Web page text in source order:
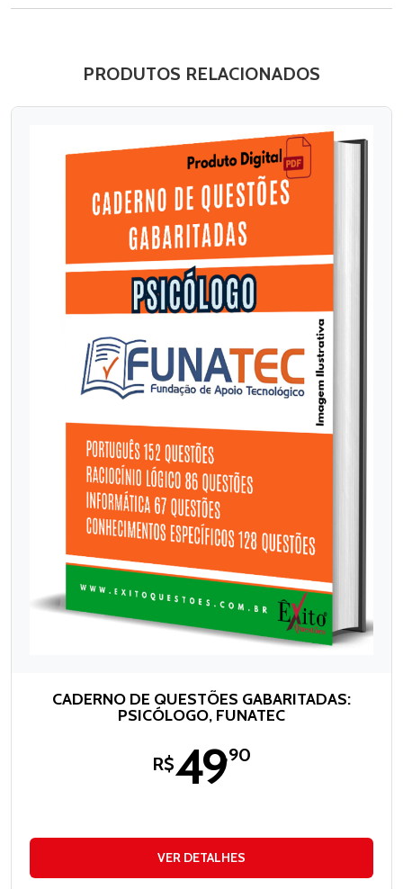
PRODUTOS RELACIONADOS
CADERNO DE QUESTÕES GABARITADAS:
PSICÓLOGO, FUNATEC
R$49,90
VER DETALHES